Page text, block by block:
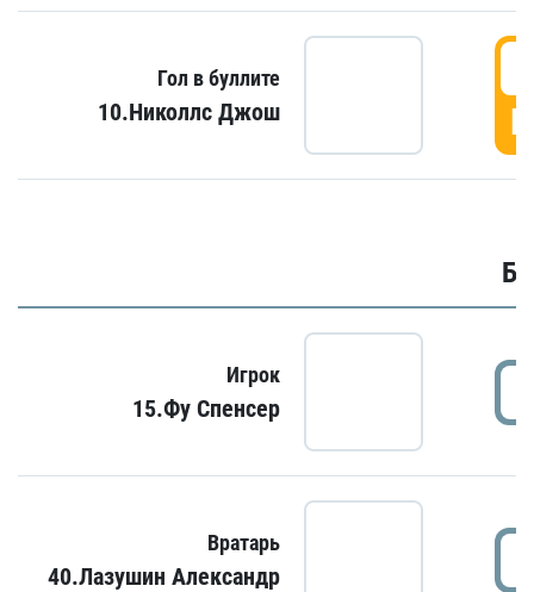
Гол в буллите
10.Николлс Джош
Игрок
15.Фу Спенсер
Вратарь
40.Лазушин Александр